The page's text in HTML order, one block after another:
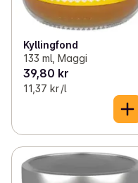
Kyllingfond
133 ml, Maggi
39,80 kr
11,37 kr /l